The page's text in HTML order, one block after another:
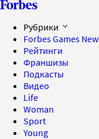
Рубрики
Forbes Games New
Рейтинги
Франшизы
Подкасты
Видео
Life
Woman
Sport
Young